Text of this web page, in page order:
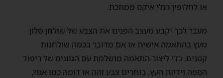
או לחלופין רגלי איקס ממתכת.
מעבר לכך יקבע מעצב הפנים את הצבע של שולחן סלון
מעץ בהתאמה אישית או אם מדובר בכמה שולחנות
קטנים. כדי ליצור התאמה מושלמת עם הגוונים של ריפוד
הספה וידיות העץ, בוחרים צבע זהה או דומה כמו אגוז,